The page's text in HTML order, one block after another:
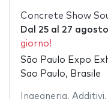
Concrete Show
Dal 25al 27
giorno!
São Paulo Expo
Sao Paulo, Brasile
Ingegneria, Additivi,